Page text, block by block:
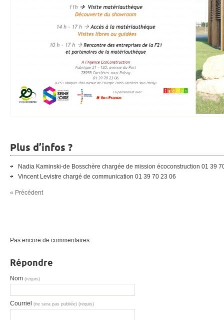
Plus d’infos ?
Nadia Kaminski-de Bosschère chargée de mission écoconstruction 01 39
Vincent Levistre chargé de communication 01 39 70 23 06
« Précédent
Pas encore de commentaires
Répondre
Nom (requis)
Courriel (ne sera pas publiée) (requis)